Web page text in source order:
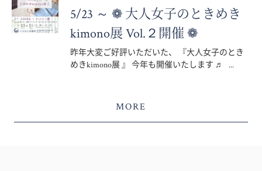
5/23 ～ ❁ 大人女子のときめき
kimono展 Vol.２開催 ❁
昨年大変ご好評いただいた、 『大人女子のとき
めきkimono展 』 今年も開催いたします ♬ ...
MORE